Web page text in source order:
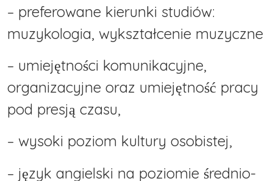
– preferowane kierunki studiów:
muzykologia, wykształcenie muzyczne
– umiejętności komunikacyjne,
organizacyjne oraz umiejętność pracy
pod presją czasu,
– wysoki poziom kultury osobistej,
– język angielski na poziomie średnio-